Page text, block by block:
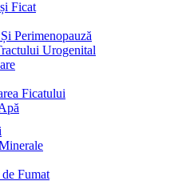
Ficat
Perimenopauză
Urogenital
Ficatului
Fumat